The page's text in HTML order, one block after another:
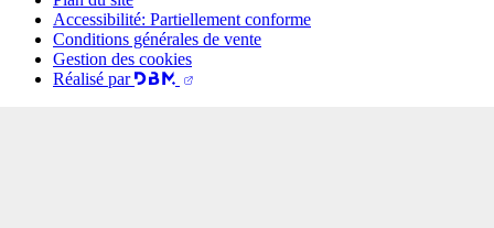
Accessibilité: Partiellement conforme
Conditions générales de vente
Gestion des cookies
Réalisé par